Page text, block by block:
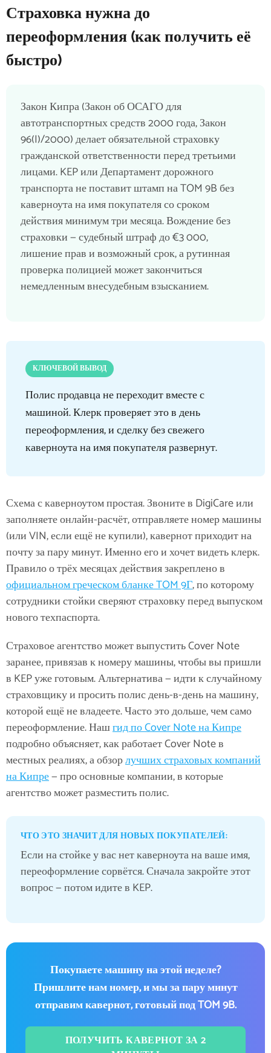
Страховка нужна до
переоформления (как получить её
быстро)
Закон Кипра (Закон об ОСАГО для
автотранспортных средств 2000 года, Закон
96(I)/2000) делает обязательной страховку
гражданской ответственности перед третьими
лицами. KEP или Департамент дорожного
транспорта не поставит штамп на TOM 9B без
каверноута на имя покупателя со сроком
действия минимум три месяца. Вождение без
страховки — судебный штраф до €3 000,
лишение прав и возможный срок, а рутинная
проверка полицией может закончиться
немедленным внесудебным взысканием.
КЛЮЧЕВОЙ ВЫВОД
Полис продавца не переходит вместе с
машиной. Клерк проверяет это в день
переоформления, и сделку без свежего
каверноута на имя покупателя развернут.
Схема с каверноутом простая. Звоните в DigiCare или
заполняете онлайн-расчёт, отправляете номер машины
(или VIN, если ещё не купили), кавернот приходит на
почту за пару минут. Именно его и хочет видеть клерк.
Правило о трёх месяцах действия закреплено в
официальном греческом бланке TOM 9Γ, по которому
сотрудники стойки сверяют страховку перед выпуском
нового техпаспорта.
Страховое агентство может выпустить Cover Note
заранее, привязав к номеру машины, чтобы вы пришли
в KEP уже готовым. Альтернатива — идти к случайному
страховщику и просить полис день-в-день на машину,
которой ещё не владеете. Часто это дольше, чем само
переоформление. Нашгид по Cover Note на Кипре
подробно объясняет, как работает Cover Note в
местных реалиях, а обзорлучших страховых компаний
на Кипре— про основные компании, в которые
агентство может разместить полис.
ЧТО ЭТО ЗНАЧИТ ДЛЯ НОВЫХ ПОКУПАТЕЛЕЙ:
Если на стойке у вас нет каверноута на ваше имя,
переоформление сорвётся. Сначала закройте этот
вопрос — потом идите в KEP.
Покупаете машину на этой неделе?
Пришлите нам номер, и мы за пару минут
отправим кавернот, готовый под TOM 9B.
ПОЛУЧИТЬ КАВЕРНОТ ЗА 2